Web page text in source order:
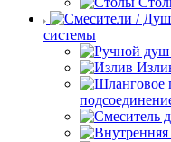
системы